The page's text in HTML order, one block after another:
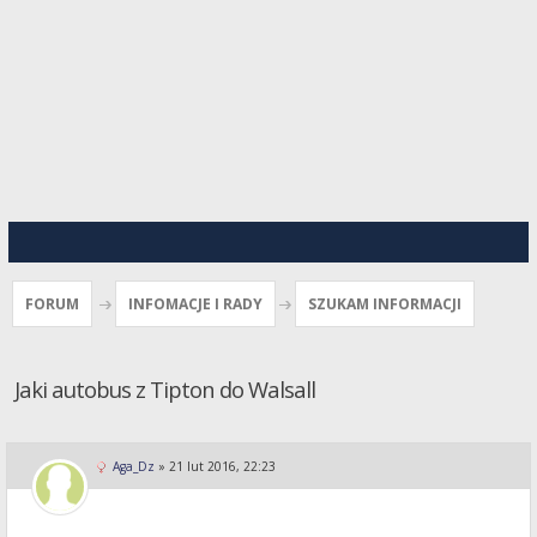
FORUM INFOMACJE I RADY SZUKAM INFORMACJI
Jaki autobus z Tipton do Walsall
Aga_Dz » 21 lut 2016, 22:23